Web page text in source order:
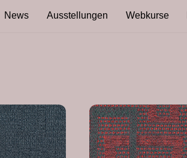
News Ausstellungen Webkurse